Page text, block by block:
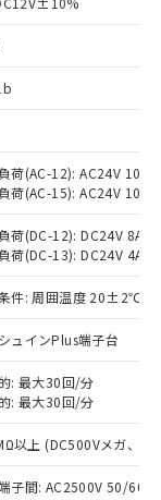
荷(AC-12): AC24V 10A/
荷(AC-15): AC24V
荷(DC-12): DC24V 8A/
荷(DC-13): DC24V 4A/
件: 周囲温度 20±2℃、
ュインPlus端子台
: 最大30回/分
: 最大30回/分
以上 (DC500Vメガ、点
子間: AC2500V 50/
のうえ
業取扱
準価格
ので
中には、
品もある
質）の
商品で
）の非含
のある
物質）の
出す予
物質）の
認中の
で、有
として
などや
RoHSの
RoHSの
。
ち、外国